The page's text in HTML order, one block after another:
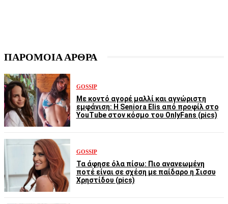
ΠΑΡΟΜΟΙΑ ΑΡΘΡΑ
GOSSIP
Με κοντό αγορέ μαλλί και αγνώριστη
εμφάνιση: Η Seniora Elis από προφίλ στο
YouTube στον κόσμο του OnlyFans (pics)
GOSSIP
Τα άφησε όλα πίσω: Πιο ανανεωμένη
ποτέ είναι σε σχέση με παίδαρο η Σισσυ
Χρηστίδου (pics)